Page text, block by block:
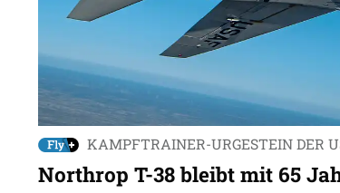
KAMPFTRAINER-URGESTEIN DER
Northrop T-38 bleibt mit 65